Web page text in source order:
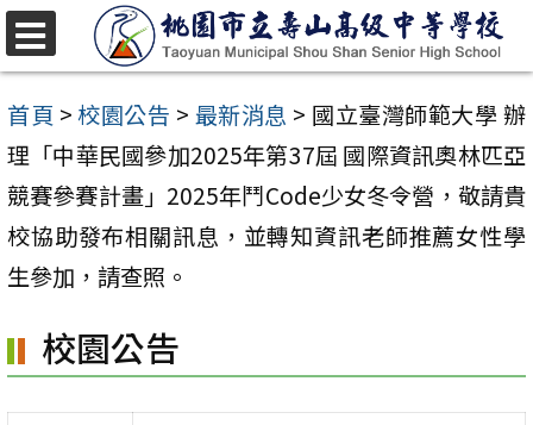
跳
至
主
要
內
容
區
首頁 >校園公告 > 最新消息 > 國立臺灣師範大學 辦
理「中華民國參加2025年第37屆 國際資訊奧林匹亞
競賽參賽計畫」2025年鬥Code少女冬令營，敬請貴
校協助發布相關訊息，並轉知資訊老師推薦女性學
生參加，請查照。
校園公告
選
單